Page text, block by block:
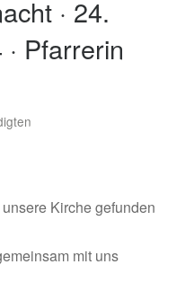
· 24.
Pfarrerin
Kirche gefunden
mit uns